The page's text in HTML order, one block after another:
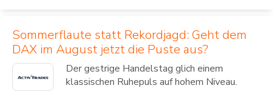
Sommerflaute statt Rekordjagd: Geht dem
DAX im August jetzt die Puste aus?
Der gestrige Handelstag glich einem
klassischen Ruhepuls auf hohem Niveau.